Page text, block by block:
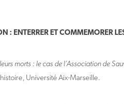
: ENTERRER ET COMMEMORER
morts : le cas de l’Association de
Université Aix-Marseille.